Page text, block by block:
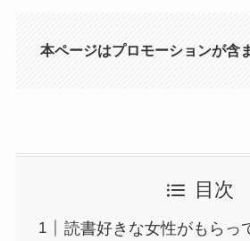
本ページはプロモーションが含
目次
読書好きな女性がもらっ